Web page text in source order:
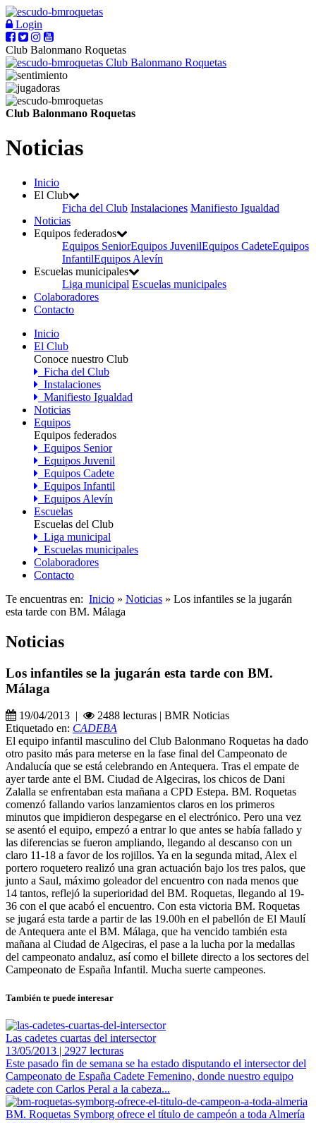
Login
Club Balonmano Roquetas
Club Balonmano Roquetas
Club Balonmano Roquetas
Noticias
Inicio
El Club
Ficha del Club Instalaciones Manifiesto Igualdad
Noticias
Equipos federados
Equipos SeniorEquipos JuvenilEquipos CadeteEquipos
InfantilEquipos Alevín
Escuelas municipales
Liga municipal Escuelas municipales
Colaboradores
Contacto
Inicio
El Club
Conoce nuestro Club
Ficha del Club
Instalaciones
Manifiesto Igualdad
Noticias
Equipos
Equipos federados
Equipos Senior
Equipos Juvenil
Equipos Cadete
Equipos Infantil
Equipos Alevín
Escuelas
Escuelas del Club
Liga municipal
Escuelas municipales
Colaboradores
Contacto
Te encuentras en: Inicio » Noticias » Los infantiles se la jugarán
esta tarde con BM. Málaga
Noticias
Los infantiles se la jugarán esta tarde con BM.
Málaga
19/04/2013 |
2488 lecturas | BMR Noticias
Etiquetado en: CADEBA
El equipo infantil masculino del Club Balonmano Roquetas ha dado
otro pasito más para meterse en la fase final del Campeonato de
Andalucía que se está celebrando en Antequera. Tras el empate de
ayer tarde ante el BM. Ciudad de Algeciras, los chicos de Dani
Zalalla se enfrentaban esta mañana a CPD Estepa. BM. Roquetas
comenzó fallando varios lanzamientos claros en los primeros
minutos que impidieron despegarse en el electrónico. Pero una vez
se asentó el equipo, empezó a entrar lo que antes se había fallado y
las diferencias se fueron ampliando, llegando al descanso con un
claro 11-18 a favor de los rojillos. Ya en la segunda mitad, Alex el
portero roquetero realizó una gran actuación bajo los tres palos, que
junto a Saul, máximo goleador del encuentro con nada menos que
14 tantos, reflejó la superioridad del BM. Roquetas, llegando al 19-
36 con el que acabó el encuentro. Con esta victoria BM. Roquetas
se jugará esta tarde a partir de las 19.00h en el pabellón de El Maulí
de Antequera ante el BM. Málaga, que ha vencido también esta
mañana al Ciudad de Algeciras, el pase a la lucha por la medallas
del campeonato andaluz, así como el billete directo a los sectores del
Campeonato de España Infantil. Mucha suerte campeones.
También te puede interesar
Las cadetes cuartas del intersector
13/05/2013 | 2927 lecturas
Este pasado fin de semana se ha estado disputando el intersector del
Campeonato de España Cadete Femenino, donde nuestro equipo
cadete con Carlos Peral a la cabeza...
BM. Roquetas Symborg ofrece el título de campeón a toda Almería